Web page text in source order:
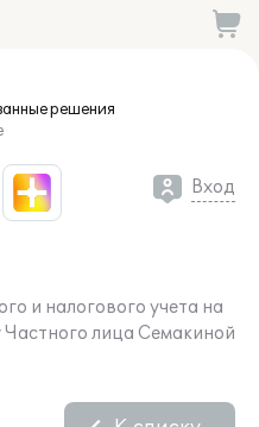
решения
Вход
и налогового учета на
Частного лица Семакиной